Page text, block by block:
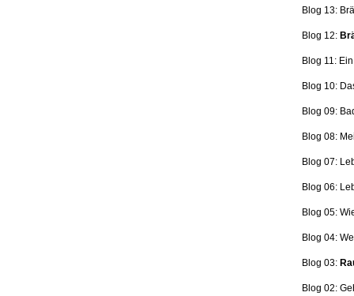
Blog 13:
Blog 12:
Blog 11:
Blog 10:
Blog 09:
Blog 08:
Blog 07:
Blog 06:
Blog 05:
Blog 04:
Blog 03:
Blog 02: